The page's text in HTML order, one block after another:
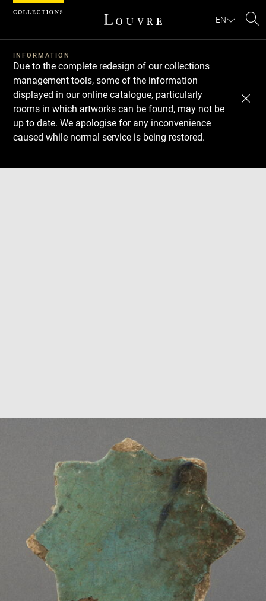
EN
INFORMATION
Due to the complete redesign of our collections
management tools, some of the information
displayed in our online catalogue, particularly
rooms in which artworks can be found, may not be
up to date. We apologise for any inconvenience
caused while normal service is being restored.
Download
Next
Previous
Cookies management panel